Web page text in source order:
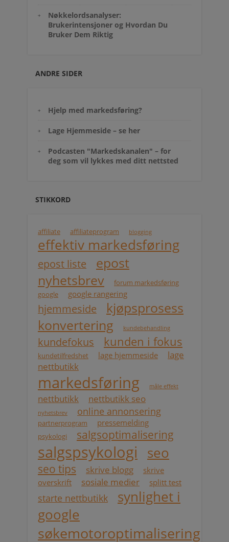
Nøkkelordsanalyser:
Brukerintensjoner og Hvordan Du
Bruker Dem Riktig
ANDRE SIDER
Hjelp med markedsføring?
Lage Hjemmeside – se her
Podcasten "Markedskanalen" – for
deg som vil lykkes med ditt nettsted
STIKKORD
affiliate affiliateprogram blogging
effektiv markedsføring
epost liste
epost
nyhetsbrev
forum markedsføring
google
google rangering
hjemmeside
kjøpsprosess
konvertering
kundebehandling
kundefokus kunden i fokus
kundetilfredshet lage hjemmeside
lage
nettbutikk
markedsføring måle effekt
nettbutikk nettbutikk seo
nyhetsbrev online annonsering
partnerprogram pressemelding
psykologi salgsoptimalisering
salgspsykologi seo
seo tips skrive blogg
skrive
overskrift
sosiale medier splitt test
starte nettbutikk
synlighet i
google
søkemotoroptimalisering